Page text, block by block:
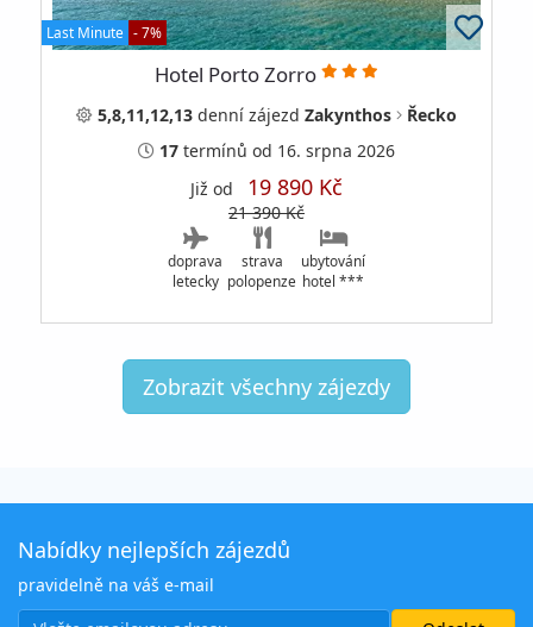
Last Minute - 7%
Hotel Porto Zorro
5,8,11,12,13 denní zájezd Zakynthos
Řecko
17 termínů od 16. srpna 2026
Již od 19 890 Kč
21 390 Kč
doprava
letecky
strava
polopenze
ubytování
hotel ***
Zobrazit všechny zájezdy
Nabídky nejlepších zájezdů
pravidelně na váš e-mail